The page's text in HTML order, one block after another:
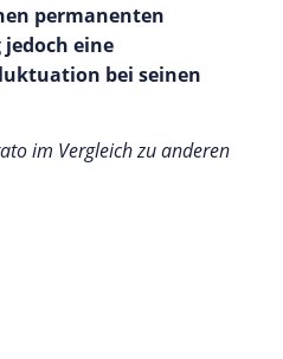
permanenten
eine
bei seinen
im Vergleich zu anderen